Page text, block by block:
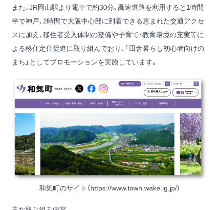
また、JR岡山駅より電車で約30分、高速道路を利用すると1時間
半で神戸、2時間で大阪中心部に到着できる恵まれた交通アクセ
スに加え、移住者受入体制の整備や子育て・教育環境の充実等に
よる移住定住促進に取り組んでおり、「田舎暮らし初心者向けの
まち」としてプロモーションを実施しています。
和気町のサイト（https://www.town.wake.lg.jp/）